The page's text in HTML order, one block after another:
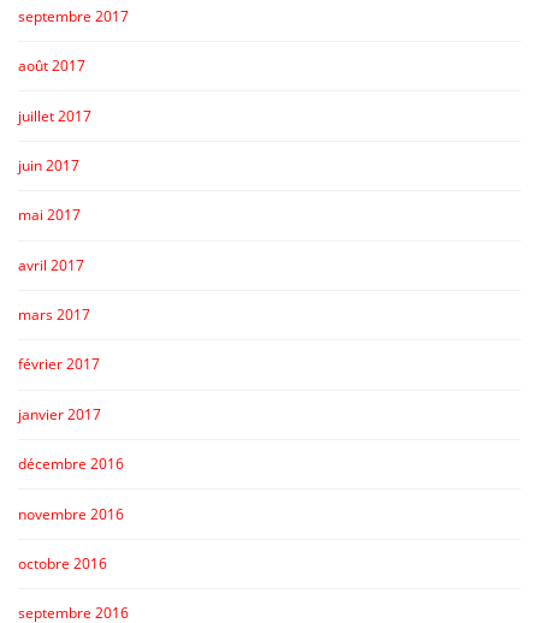
septembre 2017
août 2017
juillet 2017
juin 2017
mai 2017
avril 2017
mars 2017
février 2017
janvier 2017
décembre 2016
novembre 2016
octobre 2016
septembre 2016